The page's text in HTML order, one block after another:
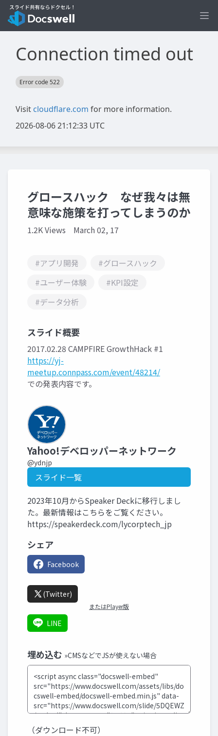
グロースハック なぜ我々は無
意味な施策を打ってしまうのか
1.2K Views March 02, 17
#アプリ開発
#グロースハック
#ユーザー体験
#KPI設定
#データ分析
スライド概要
2017.02.28 CAMPFIRE GrowthHack #1
https://yj-
meetup.connpass.com/event/48214/
での発表内容です。
Yahoo!デベロッパーネットワーク
@ydnjp
スライド一覧
2023年10月からSpeaker Deckに移行しまし
た。最新情報はこちらをご覧ください。
https://speakerdeck.com/lycorptech_jp
シェア
Facebook
(Twitter)
またはPlayer版
LINE
埋め込む »CMSなどでJSが使えない場合
（ダウンロード不可）